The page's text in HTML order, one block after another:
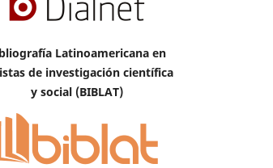
Latinoamericana en
de investigación científica
y social (BIBLAT)